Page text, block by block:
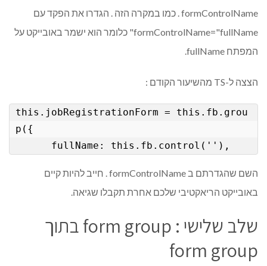
formControlName . כמו במקרה הזה . הגדרו את הפקד עם
formControlName="fullName" כלומר הוא ישמר באובייקט על
המפתח fullName.
הצצה ל-TS מהשיעור הקודם :
this.jobRegistrationForm = this.fb.grou
p({
      fullName: this.fb.control(''),
השם שהגדרתם ב formControlName . חייב להיות קיים
באובייקט הריאקטיבי שלכם אחרת תקבלו שגיאה.
שלב שלישי : form group בתוך
form group